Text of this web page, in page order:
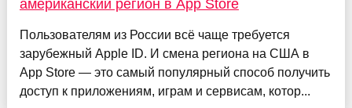
американский регион в App Store
Пользователям из России всё чаще требуется
зарубежный Apple ID. И смена региона на США в
App Store — это самый популярный способ получить
доступ к приложениям, играм и сервисам, котор...